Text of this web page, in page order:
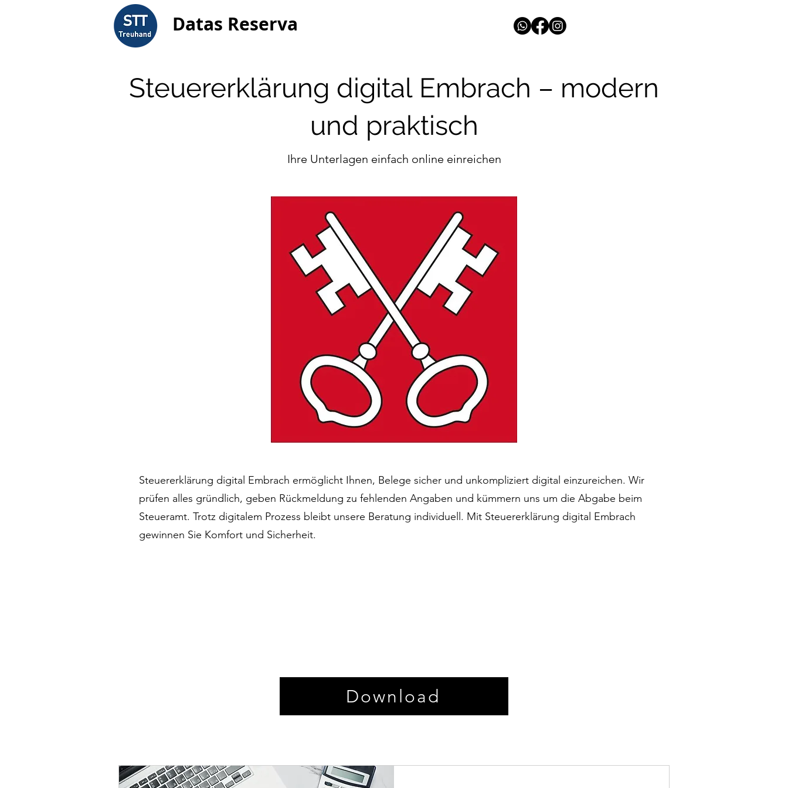
Datas Reserva
Steuererklärung digital Embrach – modern
und praktisch
Ihre Unterlagen einfach online einreichen
Steuererklärung digital Embrach ermöglicht Ihnen, Belege sicher und unkompliziert digital einzureichen. Wir
prüfen alles gründlich, geben Rückmeldung zu fehlenden Angaben und kümmern uns um die Abgabe beim
Steueramt. Trotz digitalem Prozess bleibt unsere Beratung individuell. Mit Steuererklärung digital Embrach
gewinnen Sie Komfort und Sicherheit.
Download